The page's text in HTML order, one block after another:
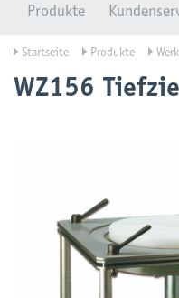
Produkte
Startseite Produkte
WZ156